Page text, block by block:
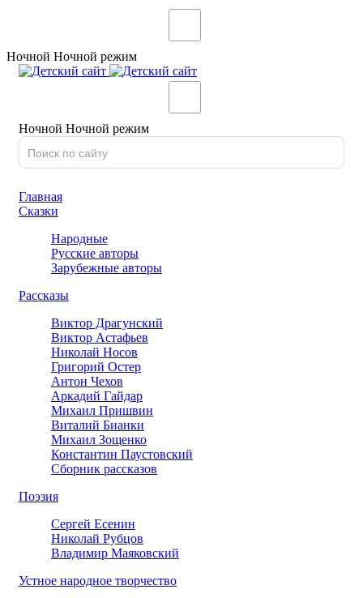
Ночной Ночной режим
Ночной Ночной режим
Главная
Сказки
Народные
Русские авторы
Зарубежные авторы
Рассказы
Виктор Драгунский
Виктор Астафьев
Николай Носов
Григорий Остер
Антон Чехов
Аркадий Гайдар
Михаил Пришвин
Виталий Бианки
Михаил Зощенко
Константин Паустовский
Сборник рассказов
Поэзия
Сергей Есенин
Николай Рубцов
Владимир Маяковский
Устное народное творчество